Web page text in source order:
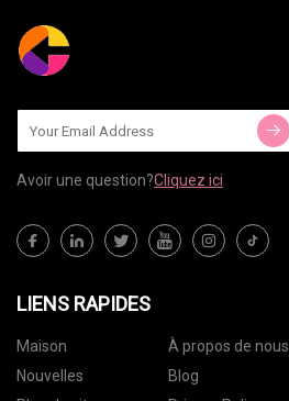
Avoir une question?Cliquez ici
LIENS RAPIDES
Maison À propos de nous
Nouvelles
Blog